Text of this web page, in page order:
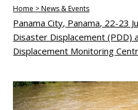
Home > News & Events
Panama City, Panama, 22-23
Disaster Displacement (PDD)
Displacement Monitoring